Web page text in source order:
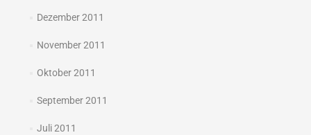
Dezember 2011
November 2011
Oktober 2011
September 2011
Juli 2011